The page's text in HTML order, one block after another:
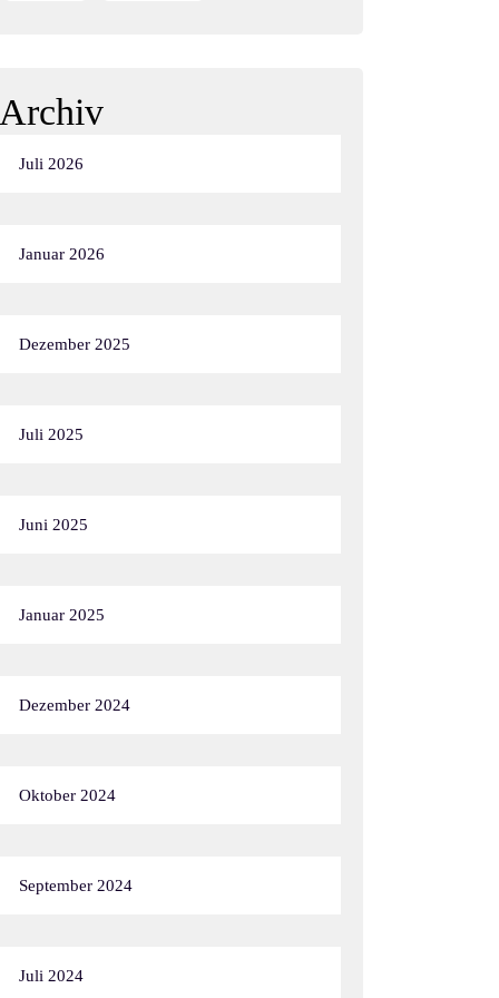
Archiv
Juli 2026
Januar 2026
Dezember 2025
Juli 2025
Juni 2025
Januar 2025
Dezember 2024
Oktober 2024
September 2024
Juli 2024